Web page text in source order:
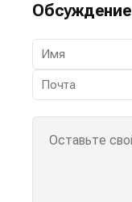
Обсуждение